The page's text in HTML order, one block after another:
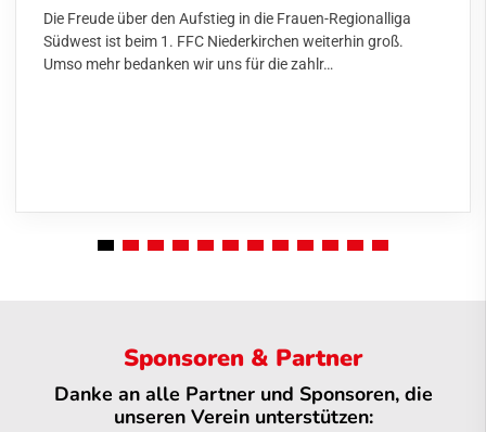
Die Freude über den Aufstieg in die Frauen-Regionalliga
Südwest ist beim 1. FFC Niederkirchen weiterhin groß.
Umso mehr bedanken wir uns für die zahlr…
Sponsoren & Partner
Danke an alle Partner und Sponsoren, die
unseren Verein unterstützen: